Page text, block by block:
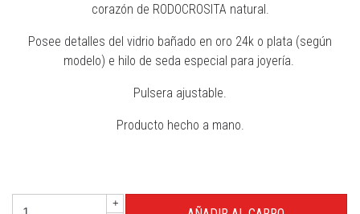
corazón de RODOCROSITA natural.
Posee detalles del vidrio bañado en oro 24k o plata (según
modelo) e hilo de seda especial para joyería.
Pulsera ajustable.
Producto hecho a mano.
+